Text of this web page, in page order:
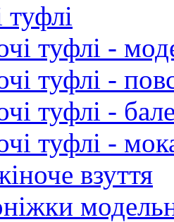
туфлі -
туфлі -
туфлі -
туфлі -
взуття